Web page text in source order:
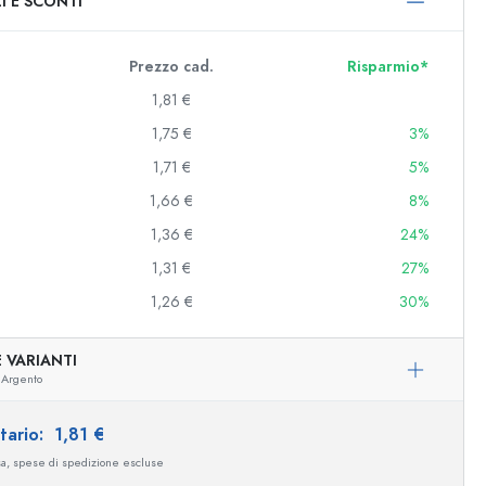
ml
ml
Prezzo cad.
Risparmio*
1,81 €
1,75 €
3%
1,71 €
5%
1,66 €
8%
1,36 €
24%
1,31 €
27%
1,26 € 30%
VARIANTI
Argento
1,81 €
spese di spedizione escluse